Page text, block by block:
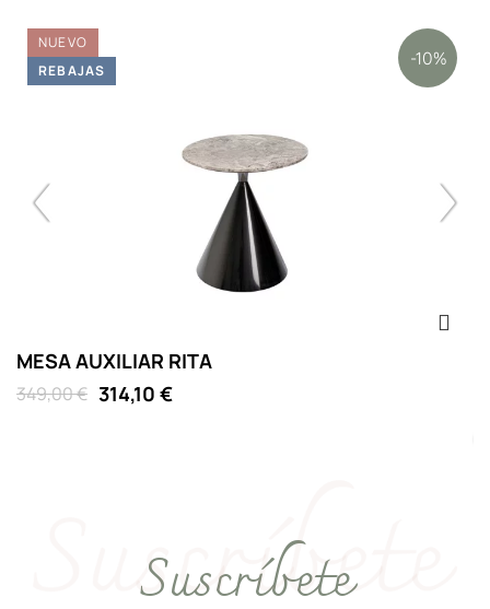
MESA AUXILIAR RITA
349,00 € 314,10 €
NUEVO
-10%
REBAJAS
Suscríbete